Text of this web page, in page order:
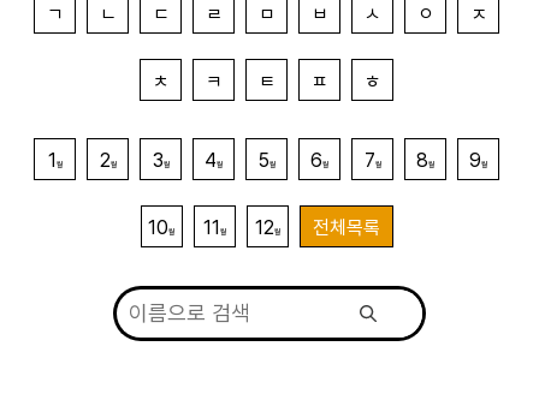
ㄱ ㄴ ㄷ ㄹ ㅁ ㅂ ㅅ ㅇ ㅈ
ㅊ ㅋ ㅌ ㅍ ㅎ
1 월 2월 3월 4월 5월 6월 7월 8월 9월
10월 11 월 12월 전체목록